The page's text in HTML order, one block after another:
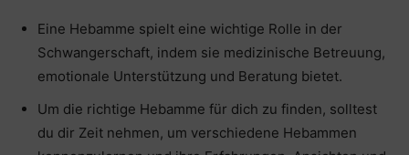
Eine Hebamme spielt eine wichtige Rolle in der
Schwangerschaft, indem sie medizinische Betreuung,
emotionale Unterstützung und Beratung bietet.
Um die richtige Hebamme für dich zu finden, solltest
du dir Zeit nehmen, um verschiedene Hebammen